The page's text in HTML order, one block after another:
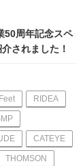
周年記念スペ
されました！
RIDEA
CATEYE
THOMSON